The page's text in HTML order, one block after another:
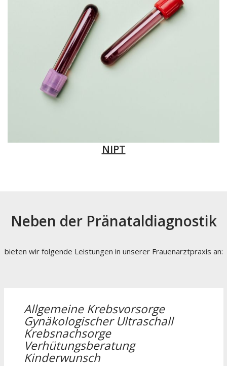
NIPT
Neben der Pränataldiagnostik
bieten wir folgende Leistungen in unserer Frauenarztpraxis an:
Allgemeine Krebsvorsorge
Gynäkologischer Ultraschall
Krebsnachsorge
Verhütungsberatung
Kinderwunsch